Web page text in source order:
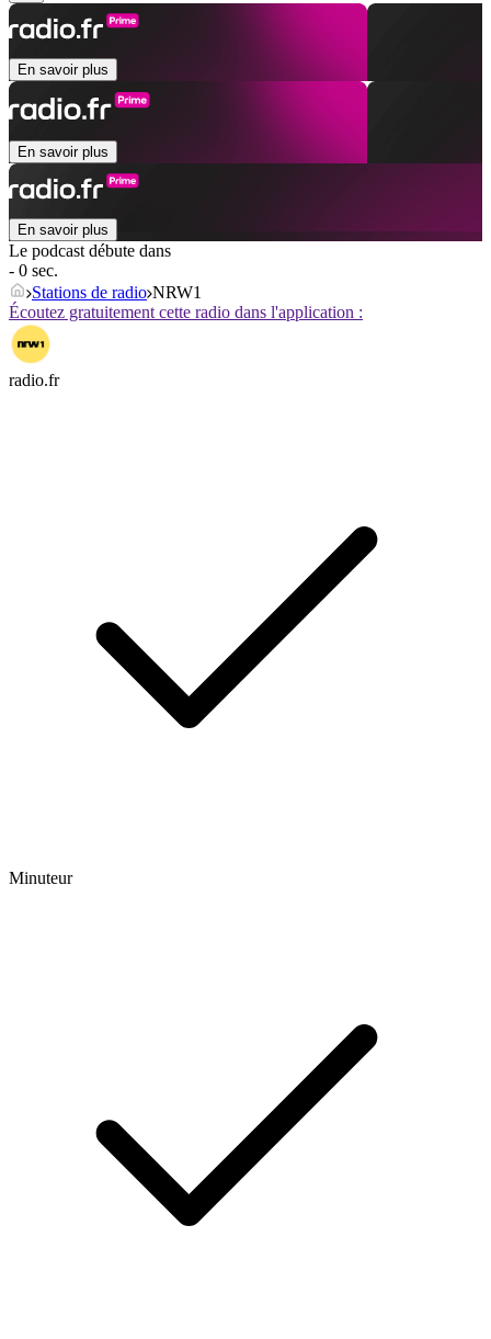
En savoir plus
En savoir plus
En savoir plus
Le podcast débute dans
- 0 sec.
Stations de radio NRW1
Écoutez gratuitement cette radio dans l'application :
radio.fr
Minuteur